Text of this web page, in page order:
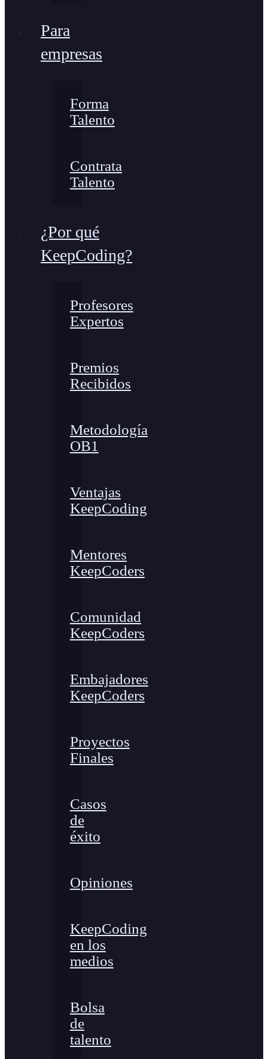
Para
empresas
Forma
Talento
Contrata
Talento
¿Por qué
KeepCoding?
Profesores
Expertos
Premios
Recibidos
Metodología
OB1
Ventajas
KeepCoding
Mentores
KeepCoders
Comunidad
KeepCoders
Embajadores
KeepCoders
Proyectos
Finales
Casos
de
éxito
Opiniones
KeepCoding
en los
medios
Bolsa
de
talento